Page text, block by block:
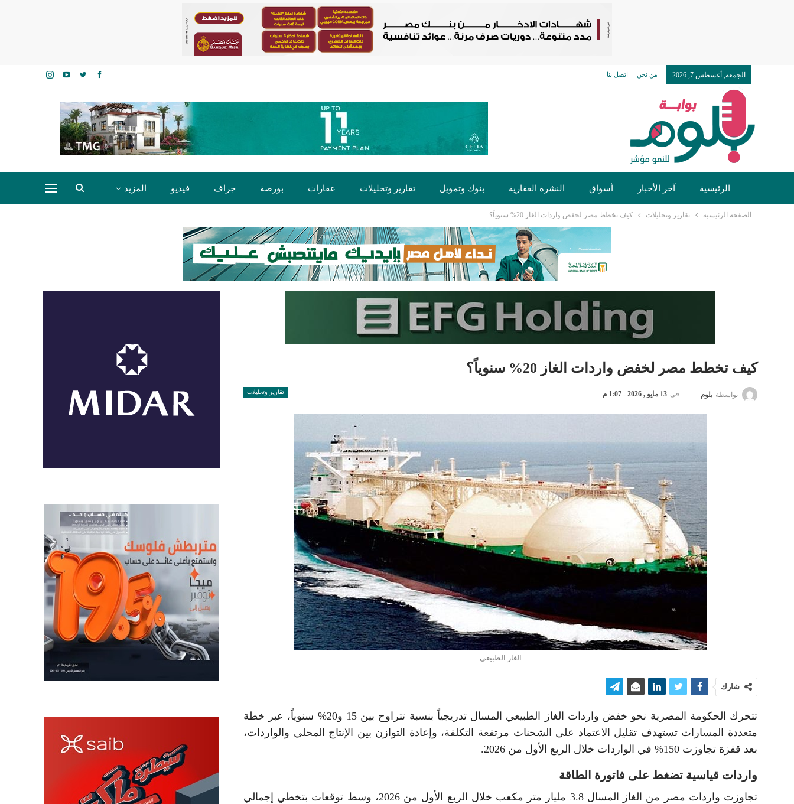
الجمعة, أغسطس 7, 2026 من نحن اتصل بنا
الرئيسية آخر الأخبار أسواق النشرة العقارية بنوك وتمويل تقارير وتحليلات عقارات بورصة جراف فيديو المزيد
الصفحة الرئيسية تقارير وتحليلات كيف تخطط مصر لخفض واردات الغاز 20% سنوياً؟
كيف تخطط مصر لخفض واردات الغاز 20% سنوياً؟
تقارير وتحليلات بواسطة بلوم في 13 مايو , 2026 - 1:07 م
الغاز الطبيعي
شارك
تتحرك الحكومة المصرية نحو خفض واردات الغاز الطبيعي المسال تدريجياً بنسبة تتراوح بين 15 و20% سنوياً، عبر خطة
متعددة المسارات تستهدف تقليل الاعتماد على الشحنات مرتفعة التكلفة، وإعادة التوازن بين الإنتاج المحلي والواردات،
بعد قفزة تجاوزت 150% في الواردات خلال الربع الأول من 2026.
واردات قياسية تضغط على فاتورة الطاقة
تجاوزت واردات مصر من الغاز المسال 3.8 مليار متر مكعب خلال الربع الأول من 2026، وسط توقعات بتخطي إجمالي